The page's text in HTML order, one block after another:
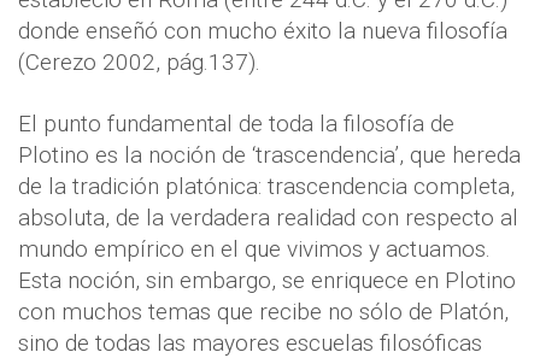
donde enseñó con mucho éxito la nueva filosofía
(Cerezo 2002, pág.137).
El punto fundamental de toda la filosofía de
Plotino es la noción de ‘trascendencia’, que hereda
de la tradición platónica: trascendencia completa,
absoluta, de la verdadera realidad con respecto al
mundo empírico en el que vivimos y actuamos.
Esta noción, sin embargo, se enriquece en Plotino
con muchos temas que recibe no sólo de Platón,
sino de todas las mayores escuelas filosóficas